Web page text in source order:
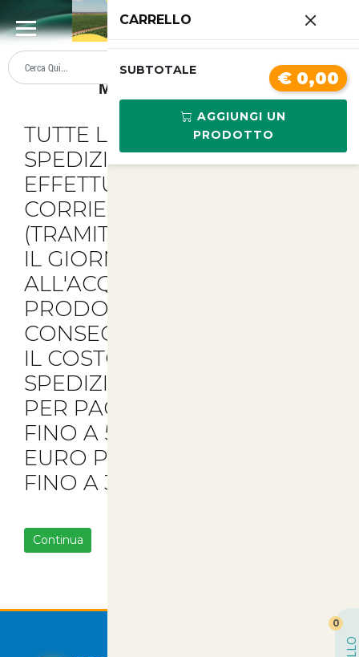
Metodi Di Spedizione
TUTTE LE NOSTRE
SPEDIZIONI VENGONO
EFFETTUATE CON
CORRIERE GLS O SDA
(TRAMITE POSTE ITALIANE)
IL GIORNO SUCCESSIVO
ALL'ACQUISTO DEL
PRODOTTO
CONSEGNA IN 24/48 ORE.
IL COSTO PER OGNI
SPEDIZIONE È DI 5.90 EURO
PER PACCHI
FINO A 5KG DI MERCE E 8
EURO PER TUTTI GLI ALTRI
FINO A 30KG.
Continua
CARRELLO
SUBTOTALE € 0,00
AGGIUNGI UN
PRODOTTO
0